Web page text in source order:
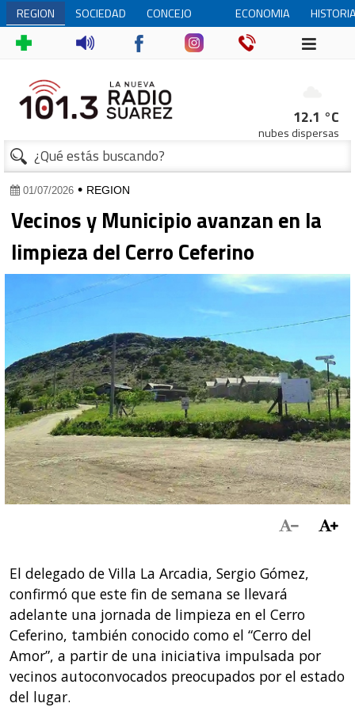
REGION SOCIEDAD
CONCEJO
DELIBERANTE
ECONOMIA
12.1 °C
nubes dispersas
01/07/2026• REGION
Vecinos y Municipio avanzan en la
limpieza del Cerro Ceferino
El delegado de Villa La Arcadia, Sergio Gómez,
confirmó que este fin de semana se llevará
adelante una jornada de limpieza en el Cerro
Ceferino, también conocido como el “Cerro del
Amor”, a partir de una iniciativa impulsada por
vecinos autoconvocados preocupados por el estado
del lugar.